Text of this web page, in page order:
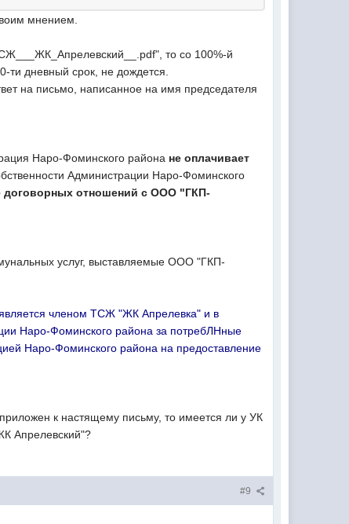
мнением.
то со 100%-й
ти дневный срок, не дождется.
на письмо, написанное на имя председателя
Наро-Фоминского района не оплачивает
Администрации Наро-Фоминского
договорных отношений с ООО "ГКП-
услуг, выставляемые ООО "ГКП-
членом ТСЖ "ЖК Апрелевка" и в
Наро-Фоминского района за потребЛНные
Наро-Фоминского района на предоставление
к настящему письму, то имеется ли у УК
Апрелевский"?
#9